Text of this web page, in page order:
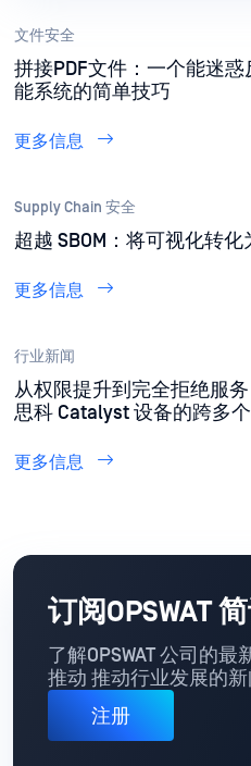
文件安全
拼接PDF文件：一个能迷
能系统的简单技巧
更多信息
Supply Chain 安全
超越 SBOM：将可视化转化
更多信息
行业新闻
从权限提升到完全拒绝服务
思科 Catalyst 设备的跨多
更多信息
订阅OPSWAT
了解OPSWAT 公司的
推动 推动行业发展的新
注册